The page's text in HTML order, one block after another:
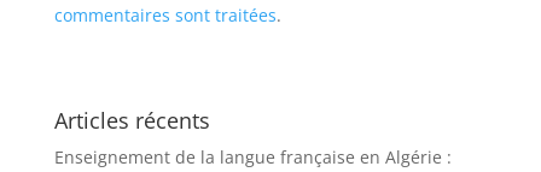
commentaires sont traitées.
Articles récents
Enseignement de la langue française en Algérie :